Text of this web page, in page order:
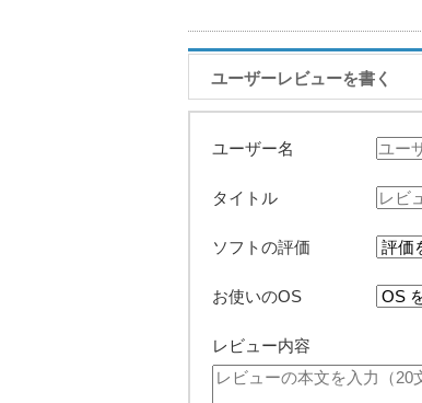
ユーザーレビューを書く
ユーザー名
タイトル
ソフトの評価
お使いのOS
レビュー内容